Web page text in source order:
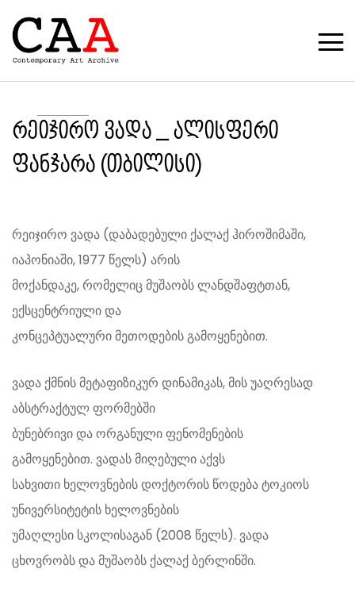
რეიჯირო ვადა _ ალისფერი
ფანჯარა (თბილისი)
რეიჯირო ვადა (დაბადებული ქალაქ ჰიროშიმაში,
იაპონიაში, 1977 წელს) არის
მოქანდაკე, რომელიც მუშაობს ლანდშაფტთან,
ექსცენტრიული და
კონცეპტუალური მეთოდების გამოყენებით.
ვადა ქმნის მეტაფიზიკურ დინამიკას, მის უაღრესად
აბსტრაქტულ ფორმებში
ბუნებრივი და ორგანული ფენომენების
გამოყენებით. ვადას მიღებული აქვს
სახვითი ხელოვნების დოქტორის წოდება ტოკიოს
უნივერსიტეტის ხელოვნების
უმაღლესი სკოლისაგან (2008 წელს). ვადა
ცხოვრობს და მუშაობს ქალაქ ბერლინში.